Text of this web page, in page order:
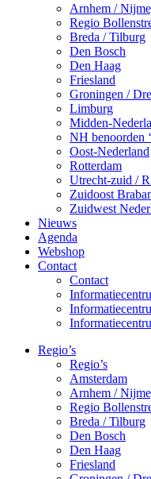
Arnhem /
Regio
Breda / Tilburg
Den Bosch
Den Haag
Friesland
Groningen /
Limburg
Midden-
NH benoorden
Oost-Nederland
Rotterdam
Utrecht-zuid /
Zuidoost
Zuidwest
Nieuws
Agenda
Webshop
Contact
Contact
Regio’s
Regio’s
Amsterdam
Arnhem /
Regio
Breda / Tilburg
Den Bosch
Den Haag
Friesland